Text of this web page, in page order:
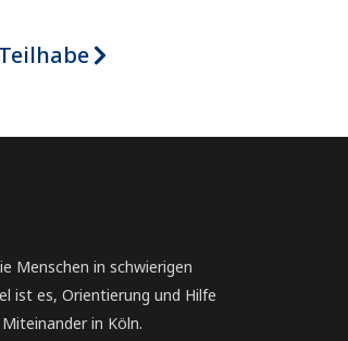
Teilhabe
Menschen in schwierigen
ist es, Orientierung und Hilfe
in Köln.